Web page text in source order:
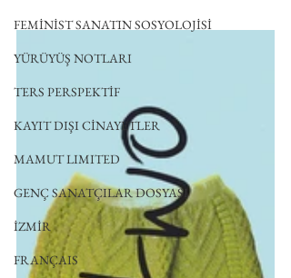
FEMİNİST SANATIN SOSYOLOJİSİ
YÜRÜYÜŞ NOTLARI
TERS PERSPEKTİF
KAYIT DIŞI CİNAYETLER
MAMUT LIMITED
GENÇ SANATÇILAR DOSYASI
İZMİR
FRANÇAIS